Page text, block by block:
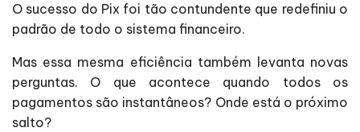
O sucesso do Pix foi tão contundente que redefiniu o
padrão de todo o sistema financeiro.
Mas essa mesma eficiência também levanta novas
perguntas. O que acontece quando todos os
pagamentos são instantâneos? Onde está o próximo
salto?